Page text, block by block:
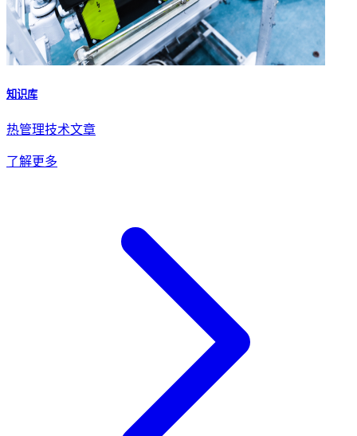
知识库
热管理技术文章
了解更多